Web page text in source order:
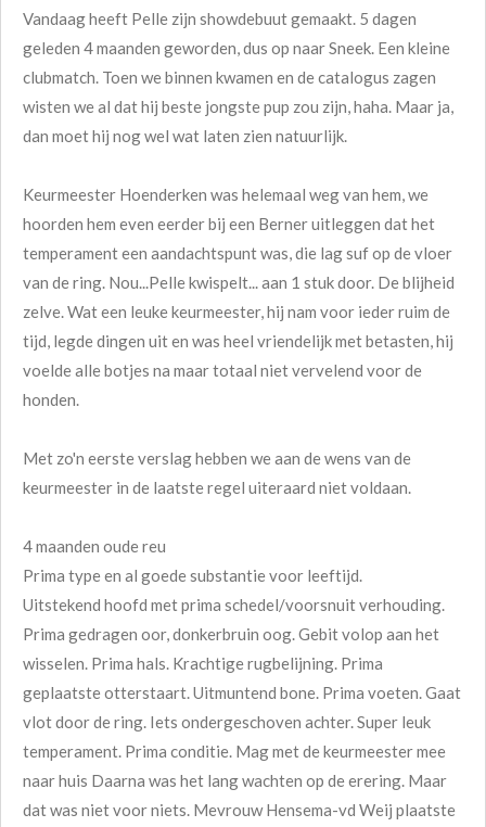
Vandaag heeft Pelle zijn showdebuut gemaakt. 5 dagen
geleden 4 maanden geworden, dus op naar Sneek. Een kleine
clubmatch. Toen we binnen kwamen en de catalogus zagen
wisten we al dat hij beste jongste pup zou zijn, haha. Maar ja,
dan moet hij nog wel wat laten zien natuurlijk.
Keurmeester Hoenderken was helemaal weg van hem, we
hoorden hem even eerder bij een Berner uitleggen dat het
temperament een aandachtspunt was, die lag suf op de vloer
van de ring. Nou...Pelle kwispelt...aan 1 stuk door. De blijheid
zelve. Wat een leuke keurmeester, hij nam voor ieder ruim de
tijd, legde dingen uit en was heel vriendelijk met betasten, hij
voelde alle botjes na maar totaal niet vervelend voor de
honden.
Met zo'n eerste verslag hebben we aan de wens van de
keurmeester in de laatste regel uiteraard niet voldaan.
4 maanden oude reu
Prima type en al goede substantie voor leeftijd.
Uitstekend hoofd met prima schedel/voorsnuit verhouding.
Prima gedragen oor, donkerbruin oog. Gebit volop aan het
wisselen. Prima hals. Krachtige rugbelijning. Prima
geplaatste otterstaart. Uitmuntend bone. Prima voeten. Gaat
vlot door de ring. Iets ondergeschoven achter. Super leuk
temperament. Prima conditie. Mag met de keurmeester mee
naar huis Daarna was het lang wachten op de erering. Maar
dat was niet voor niets. Mevrouw Hensema-vd Weij plaatste